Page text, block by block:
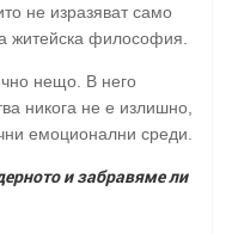
не изразяват само
житейска философия.
нещо. В него
никога не е излишно,
емоционални среди.
и забравяме ли